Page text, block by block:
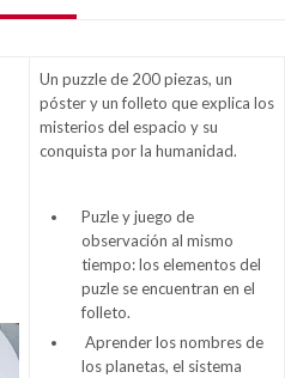
Un puzzle de 200 piezas, un
póster y un folleto que explica los
misterios del espacio y su
conquista por la humanidad.
Puzle y juego de
observación al mismo
tiempo: los elementos del
puzle se encuentran en el
folleto.
Aprender los nombres de
los planetas, el sistema